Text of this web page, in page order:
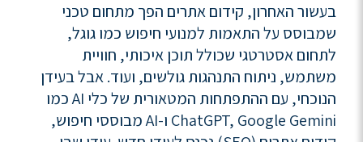
בעשור האחרון, קידום אתרים הפך מתחום טכני
שמבוסס על התאמות למנועי חיפוש כמו גוגל,
לתחום אסטרטגי שכולל תוכן איכותי, חוויית
משתמש, ניתוח התנהגות גולשים, ועוד. אבל בעידן
הנוכחי, עם ההתפתחות המטאורית של כלי AI כמו
ChatGPT, Google Gemini ו-AI מבוססי חיפוש,